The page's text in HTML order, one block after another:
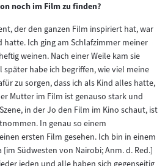
noch im Film zu finden?
der den ganzen Film inspiriert hat, war
hatte. Ich ging am Schlafzimmer meiner
weinen. Nach einer Weile kam sie
habe ich begriffen, wie viel meine
zu sorgen, dass ich als Kind alles hatte,
Mutter im Film ist genauso stark und
in der Jo den Film im Kino schaut, ist
In genau so einem
ersten Film gesehen. Ich bin in einem
Südwesten von Nairobi; Anm. d. Red.]